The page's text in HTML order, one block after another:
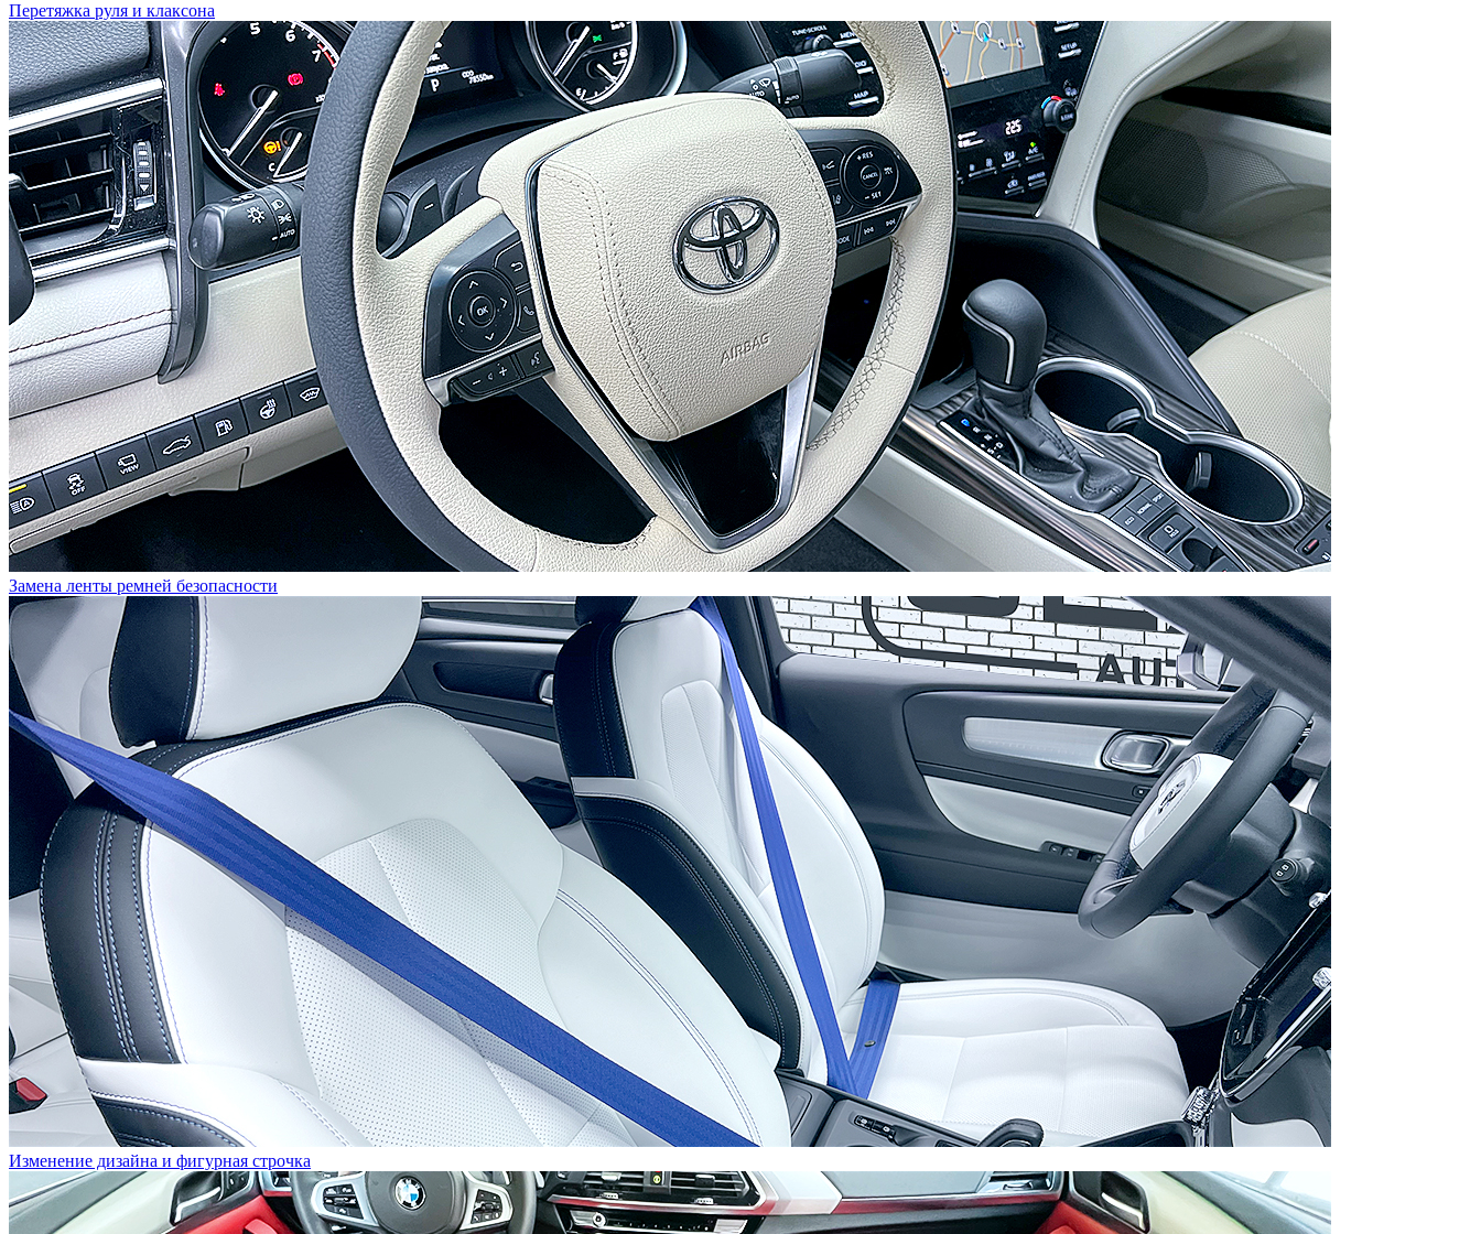
Перетяжка руля и клаксона
Замена ленты ремней безопасности
Изменение дизайна и фигурная строчка